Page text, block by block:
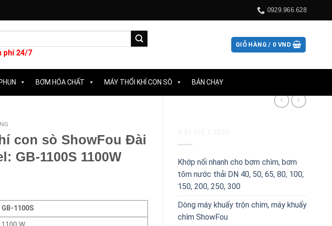
0929.966.628
phí 24/7
GIỎ HÀNG / 0 VND
BƠM HÓA CHẤT MÁY THỔI KHÍ CON SÒ BÁN CHẠY
Khớp nối nhanh cho bơm chìm, bơm
tõm nước thải DN 40, 50, 65, 80, 100,
150, 200, 250, 300
Dòng máy khuấy trộn chìm, máy khuấy
chìm ShowFou
con sò ShowFou Đài
GB-1100S 1100W
GB-1100S